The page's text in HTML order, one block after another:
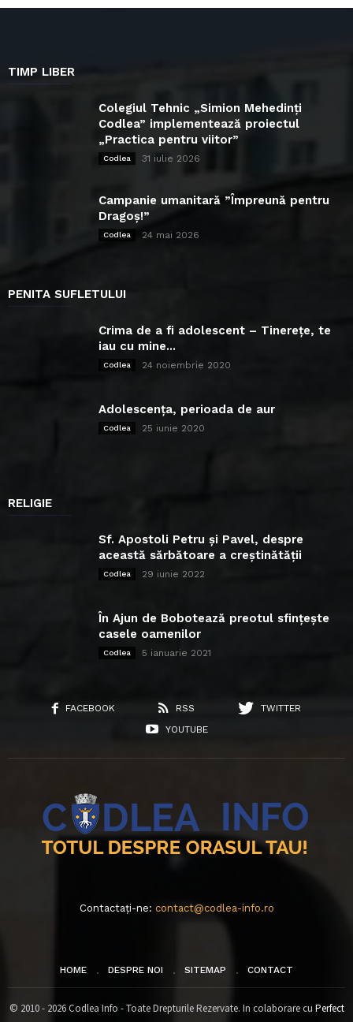
TIMP LIBER
Colegiul Tehnic „Simion Mehedinți
Codlea” implementează proiectul
„Practica pentru viitor”
Codlea 31 iulie 2026
Campanie umanitară ”Împreună pentru
Dragoș!”
Codlea 24 mai 2026
PENITA SUFLETULUI
Crima de a fi adolescent – Tinerețe, te
iau cu mine...
Codlea 24 noiembrie 2020
Adolescența, perioada de aur
Codlea 25 iunie 2020
RELIGIE
Sf. Apostoli Petru și Pavel, despre
această sărbătoare a creștinătății
Codlea 29 iunie 2022
În Ajun de Bobotează preotul sfințește
casele oamenilor
Codlea 5 ianuarie 2021
FACEBOOK RSS
TWITTER
YOUTUBE
Contactați-ne: contact@codlea-info.ro
HOME DESPRE NOI SITEMAP CONTACT
© 2010 - 2026 Codlea Info - Toate Drepturile Rezervate. In colaborare cu Perfect